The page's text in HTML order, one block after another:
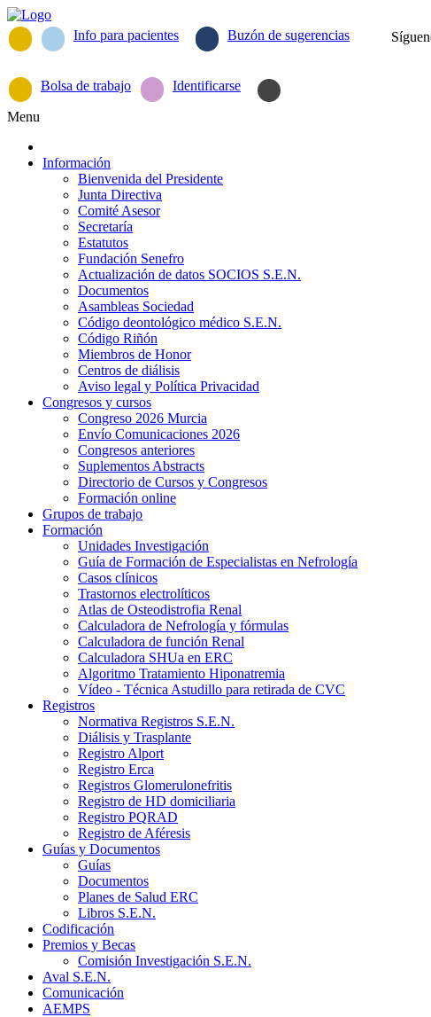
Info para pacientes Buzón de sugerencias
Bolsa de trabajo Identificarse
Menu
Información
Bienvenida del Presidente
Junta Directiva
Comité Asesor
Secretaría
Estatutos
Fundación Senefro
Actualización de datos SOCIOS S.E.N.
Documentos
Asambleas Sociedad
Código deontológico médico S.E.N.
Código Riñón
Miembros de Honor
Centros de diálisis
Aviso legal y Política Privacidad
Congresos y cursos
Congreso 2026 Murcia
Envío Comunicaciones 2026
Congresos anteriores
Suplementos Abstracts
Directorio de Cursos y Congresos
Formación online
Grupos de trabajo
Formación
Unidades Investigación
Guía de Formación de Especialistas en Nefrología
Casos clínicos
Trastornos electrolíticos
Atlas de Osteodistrofia Renal
Calculadora de Nefrología y fórmulas
Calculadora de función Renal
Calculadora SHUa en ERC
Algoritmo Tratamiento Hiponatremia
Vídeo - Técnica Astudillo para retirada de CVC
Registros
Normativa Registros S.E.N.
Diálisis y Trasplante
Registro Alport
Registro Erca
Registros Glomerulonefritis
Registro de HD domiciliaria
Registro PQRAD
Registro de Aféresis
Guías y Documentos
Guías
Documentos
Planes de Salud ERC
Libros S.E.N.
Codificación
Premios y Becas
Comisión Investigación S.E.N.
Aval S.E.N.
Comunicación
AEMPS